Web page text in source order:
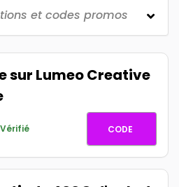
et codes promos
sur Lumeo Creative
Vérifié 50-
CODE